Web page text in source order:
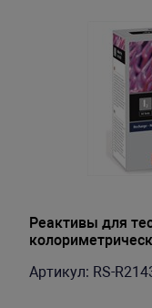
Реактивы для
Артикул: RS-